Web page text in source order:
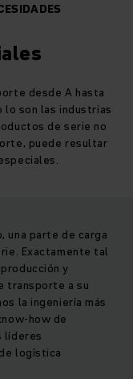
desde A hasta
lo son las industrias
de serie no
puede resultar
una parte de carga
Exactamente tal
y
transporte a su
la ingeniería más
how de
líderes
logística